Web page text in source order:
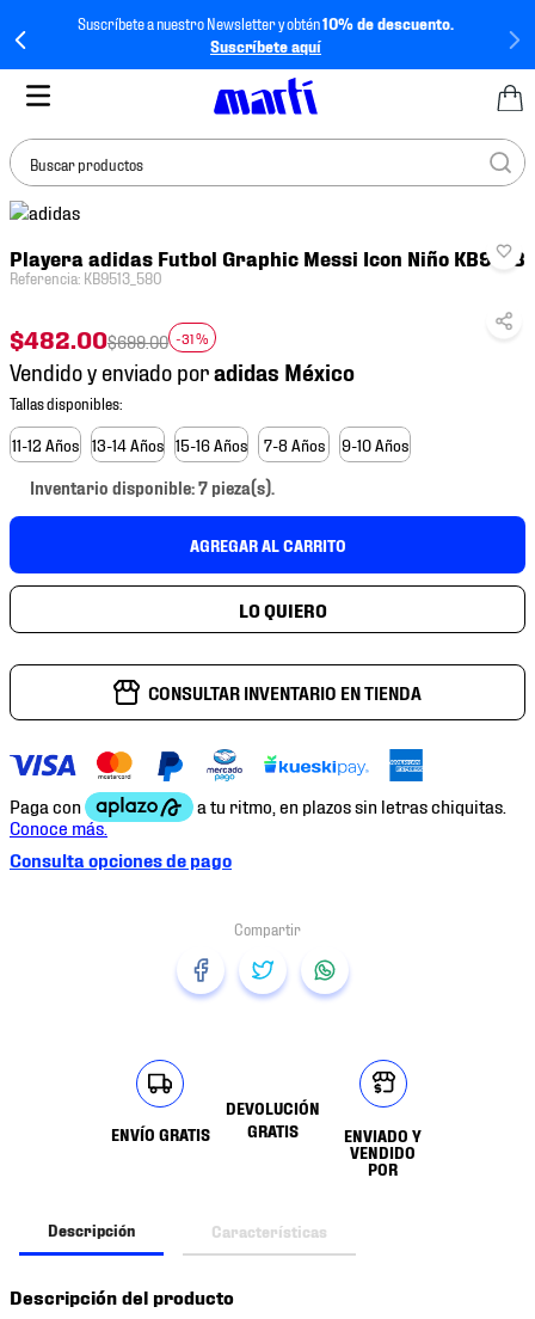
Suscríbete a nuestro Newsletter y obtén10% de descuento.
Suscríbete aquí
Buscar productos
Playera adidas Futbol Graphic Messi Icon Niño KB9513
Referencia: KB9513_580
$482.00$699.00 -31 %
Vendido y enviado por
11-12 Años 13-14 Años 15-16 Años 7-8 Años 9-10 Años
Inventario disponible: 7 pieza(s).
AGREGAR AL CARRITO
CONSULTAR INVENTARIO EN TIENDA
Consulta opciones de pago
ENVÍO GRATIS
DEVOLUCIÓN
GRATIS
ENVIADO Y
VENDIDO
POR
Descripción Características
Descripción del producto
BUSCADOS
2.
tenis hombre
3.
tenis
4.
tenis futbol
5.
mochila
8.
tenis niño
9.
chivas
10. tenis nike